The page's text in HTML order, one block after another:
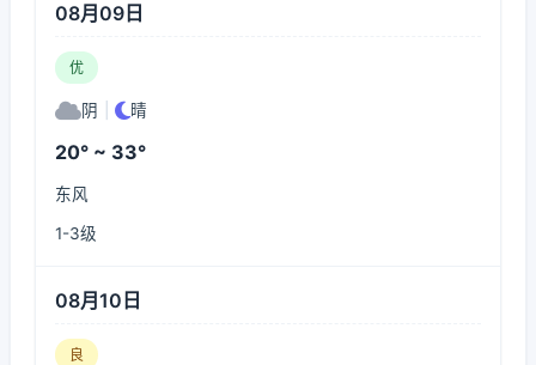
08月09日
优
阴 晴
20° ~ 33°
东风
1-3级
08月10日
良